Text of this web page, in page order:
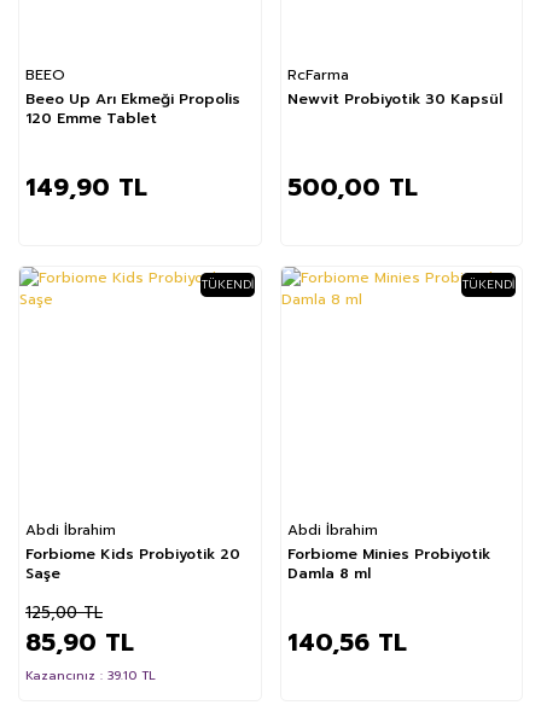
BEEO
Beeo Up Arı Ekmeği Propolis
120 Emme Tablet
149,90 TL
RcFarma
Newvit Probiyotik 30 Kapsül
500,00 TL
%31 TÜKENDI
Abdi İbrahim
Forbiome Kids Probiyotik 20
Saşe
85,90 TL
125,00 TL
Kazancınız : 39.10 TL
TÜKENDI
Abdi İbrahim
Forbiome Minies Probiyotik
Damla 8 ml
140,56 TL